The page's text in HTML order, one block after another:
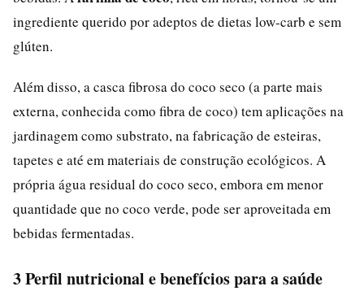
ingrediente querido por adeptos de dietas low-carb e sem
glúten.
Além disso, a casca fibrosa do coco seco (a parte mais
externa, conhecida como fibra de coco) tem aplicações na
jardinagem como substrato, na fabricação de esteiras,
tapetes e até em materiais de construção ecológicos. A
própria água residual do coco seco, embora em menor
quantidade que no coco verde, pode ser aproveitada em
bebidas fermentadas.
3 Perfil nutricional e benefícios para a saúde